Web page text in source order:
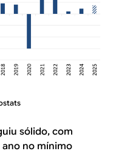
sólido, com
no mínimo